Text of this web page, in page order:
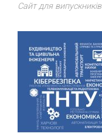
Сайт для випускників